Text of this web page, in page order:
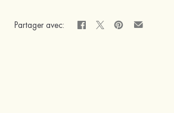
Partager avec: